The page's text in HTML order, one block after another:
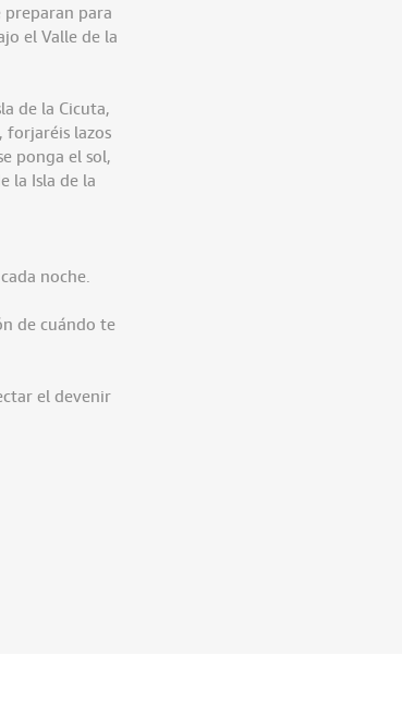
preparan para
el Valle de la
de la Cicuta,
forjaréis lazos
ponga el sol,
la Isla de la
noche.
de cuándo te
el devenir